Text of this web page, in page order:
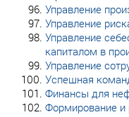
Управление
Управление
Управление
капиталом в
Управление
Успешная
Финансы для
Формирование и